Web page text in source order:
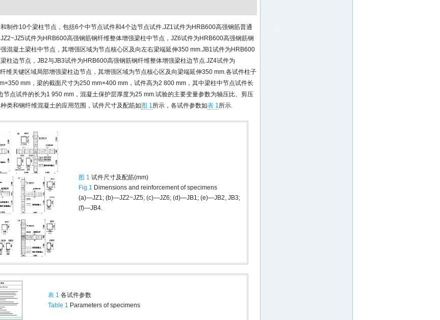
制作10个梁柱节点，包括6个中节点试件和4个边节点试件.JZ1试件为HRB600高强钢筋普通
试件为HRB600高强钢筋钢纤维整体增强梁柱中节点，JZ6试件为HRB600高强钢筋钢
混凝土梁柱中节点，其增强区域为节点核心区及向左右梁端延伸350 mm.JB1试件为HRB600
柱边节点，JB2与JB3试件为HRB600高强钢筋钢纤维整体增强梁柱边节点.JZ4试件为
维关键区域局部增强梁柱边节点，其增强区域为节点核心区及向梁端延伸350 mm.各试件柱子
mm，梁的截面尺寸为250 mm×400 mm，试件高为2 800 mm，其中梁柱中节点试件长
节点试件的长为1 950 mm，混凝土保护层厚度为25 mm.试验的主要变量参数为轴压比、剪压
类和钢纤维混凝土的应用范围，试件尺寸及配筋如 图 1所示，各试件参数如表 1所示.
图 1 试件尺寸及配筋(mm)
Fig.1 Dimensions and reinforcement of specimens
(a)—JZ1; (b)—JZ2~JZ5; (c)—JZ6; (d)—JB1; (e)—JB2, JB3;
(f)—JB4.
表 1 各试件参数
Table 1 Parameters of specimens